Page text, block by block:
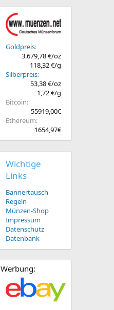
Goldpreis
3.679,78 €/oz
118,32 €/g
Silberpreis
53,38 €/oz
1,72 €/g
Bitcoin
55919,00€
Ethereum
1654,97€
Wichtige
Links
Bannertausch
Regeln
Münzen-Shop
Impressum
Datenschutz
Datenbank
Werbung: